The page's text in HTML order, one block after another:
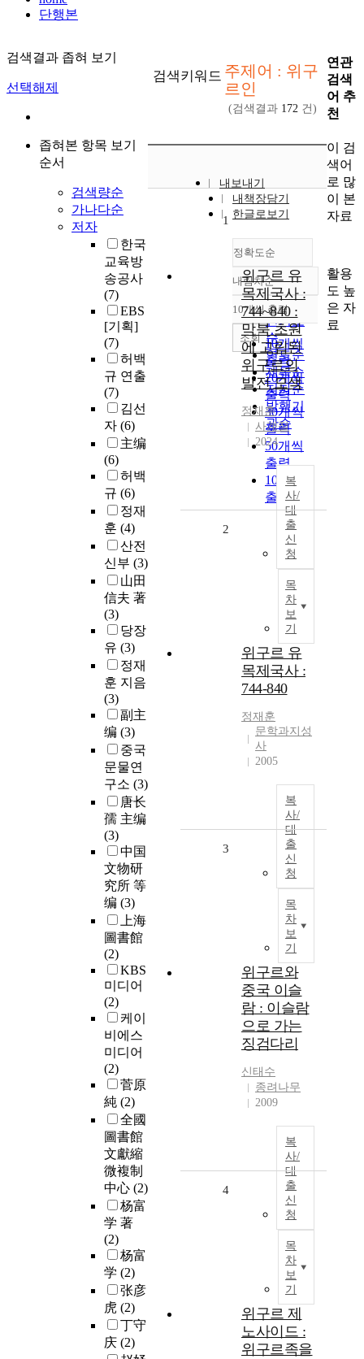
단행본
검색결과 좁혀 보기
선택해제
좁혀본 항목 보기
순서
검색량순
가나다순
저자
한국
교육방
송공사
(7)
EBS
[기획]
(7)
허백
규 연출
(7)
김선
자 (6)
主编
(6)
허백
규 (6)
정재
훈 (4)
산전
신부 (3)
山田
信夫 著
(3)
당장
유 (3)
정재
훈 지음
(3)
副主
编 (3)
중국
문물연
구소 (3)
唐长
孺 主编
(3)
中国
文物研
究所 等
编 (3)
上海
圖書館
(2)
KBS
미디어
(2)
케이
비에스
미디어
(2)
菅原
純 (2)
全國
圖書館
文獻縮
微複制
中心 (2)
杨富
学 著
(2)
杨富
学 (2)
张彦
虎 (2)
丁守
庆 (2)
검색키워드 주제어 : 위구
르인
(검색결과 172 건)
내보내기
내책장담기
한글로보기
정확도순
정확도
순
인기도
순
연도순
제목순
저자순
발행기
관순
내림차순
내림차순
10개씩 출력
10개씩
출력
20개씩
출력
30개씩
출력
50개씩
출력
100개씩
출력
조회
1
위구르 유
목제국사 :
744~840 :
막북 초원
에 고립된
위구르의
발전 모색
정재훈
사계절
2024
복
사/
대
출
신
청
목
차
보
기
2
위구르 유
목제국사 :
744-840
정재훈
문학과지성
사
2005
복
사/
대
출
신
청
목
차
보
기
3
위구르와
중국 이슬
람 : 이슬람
으로 가는
징검다리
신태수
종려나무
2009
복
사/
대
출
신
청
목
차
보
기
4
위구르 제
노사이드 :
위구르족을
연관
검색
어 추
천
이 검
색어
로 많
이 본
자료
활용
도 높
은 자
료